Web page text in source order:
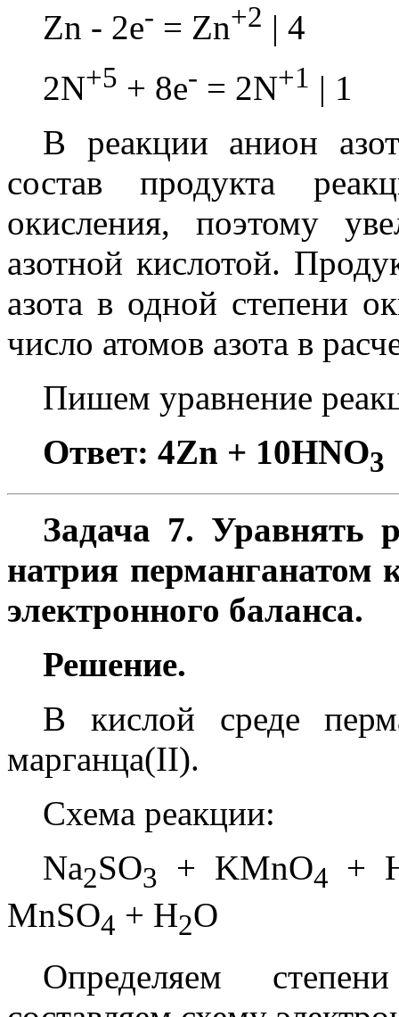
Zn - 2e- = Zn+2 | 4
2N+5 + 8e- = 2N+1 | 1
В реакции анион
состав продукта
окисления, поэтому
азотной кислотой.
азота в одной степени
число атомов азота в
Пишем уравнение
Ответ: 4Zn + 10HNO3
Задача 7. Уравнять
натрия перманганатом
электронного баланса.
Решение.
В кислой среде
марганца(II).
Схема реакции:
Na2SO3 + KMnO4
+
MnSO4 + H2O
Определяем